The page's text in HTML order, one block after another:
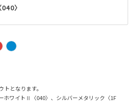
〉
トとなります。
ホワイトⅡ〈040〉、シルバーメタリック〈1F